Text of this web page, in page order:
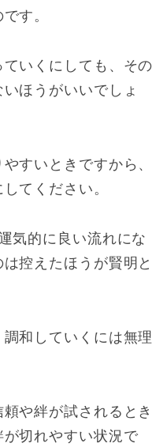
す。
いくにしても、その
ほうがいいでしょ
すいときですから、
てください。
気的に良い流れにな
控えたほうが賢明と
和していくには無理
や絆が試されるとき
切れやすい状況で